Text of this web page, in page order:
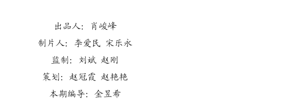
出品人：肖峻峰
制片人：李爱民 宋乐永
监制：刘斌 赵刚
策划：赵冠霞 赵艳艳
本期编导：金昱希